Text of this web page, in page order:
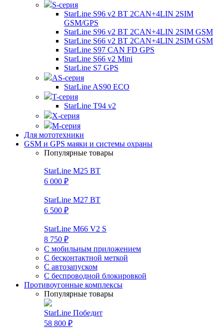
S-серия
StarLine S96 v2 BT 2CAN+4LIN 2SIM
GSM/GPS
StarLine S96 v2 BT 2CAN+4LIN 2SIM GSM
StarLine S66 v2 BT 2CAN+4LIN 2SIM GSM
StarLine S97 CAN FD GPS
StarLine S66 v2 Mini
StarLine S7 GPS
AS-серия
StarLine AS90 ECO
T-серия
StarLine T94 v2
X-серия
M-серия
Для мототехники
GSM и GPS маяки и системы охраны
Популярные товары
StarLine M25 BT
6 000 ₽
StarLine M27 BT
6 500 ₽
StarLine M66 V2 S
8 750 ₽
С мобильным приложением
С бесконтактной меткой
С автозапуском
С беспроводной блокировкой
Противоугонные комплексы
Популярные товары
StarLine Победит
58 800 ₽